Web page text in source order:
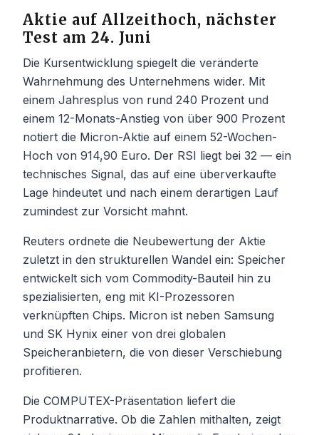
Aktie auf Allzeithoch, nächster
Test am 24. Juni
Die Kursentwicklung spiegelt die veränderte
Wahrnehmung des Unternehmens wider. Mit
einem Jahresplus von rund 240 Prozent und
einem 12-Monats-Anstieg von über 900 Prozent
notiert die Micron-Aktie auf einem 52-Wochen-
Hoch von 914,90 Euro. Der RSI liegt bei 32 — ein
technisches Signal, das auf eine überverkaufte
Lage hindeutet und nach einem derartigen Lauf
zumindest zur Vorsicht mahnt.
Reuters ordnete die Neubewertung der Aktie
zuletzt in den strukturellen Wandel ein: Speicher
entwickelt sich vom Commodity-Bauteil hin zu
spezialisierten, eng mit KI-Prozessoren
verknüpften Chips. Micron ist neben Samsung
und SK Hynix einer von drei globalen
Speicheranbietern, die von dieser Verschiebung
profitieren.
Die COMPUTEX-Präsentation liefert die
Produktnarrative. Ob die Zahlen mithalten, zeigt